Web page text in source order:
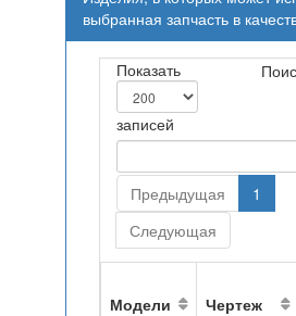
выбранная запчасть в
Показать
записей
Предыдущая
1
Следующая
Модели Чертеж